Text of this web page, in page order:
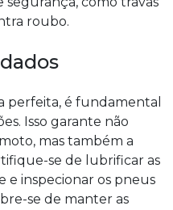
roubo.
perfeita, é fundamental
Isso garante não
mas também a
se de lubrificar as
e inspecionar os pneus
se de manter as